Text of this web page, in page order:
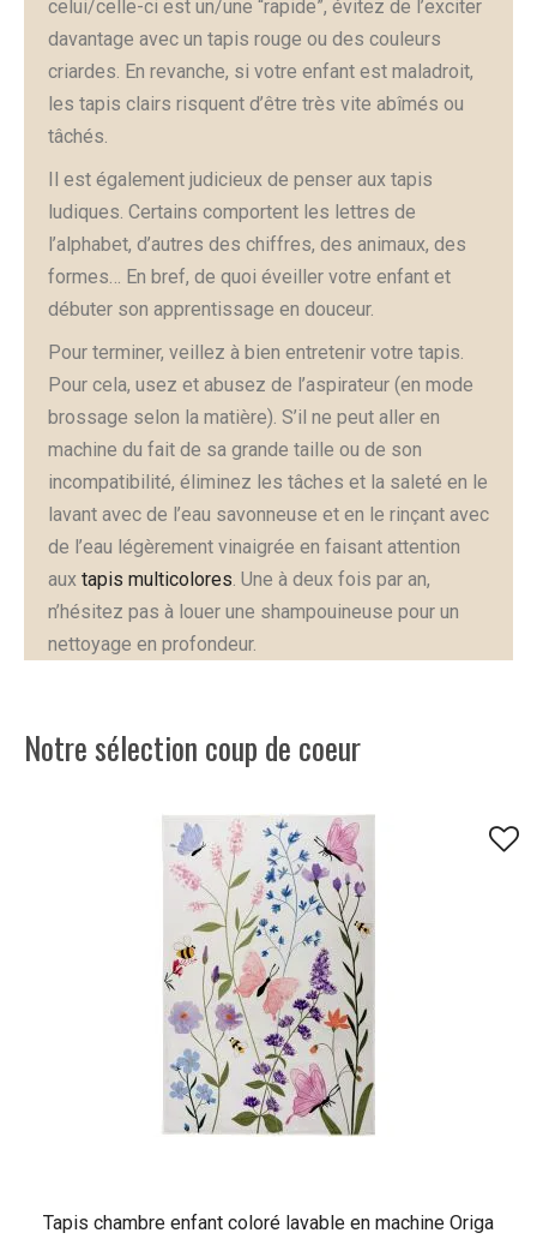
celui/celle-ci est un/une “rapide”, évitez de l’exciter
davantage avec un tapis rouge ou des couleurs
criardes. En revanche, si votre enfant est maladroit,
les tapis clairs risquent d’être très vite abîmés ou
tâchés.
Il est également judicieux de penser aux tapis
ludiques. Certains comportent les lettres de
l’alphabet, d’autres des chiffres, des animaux, des
formes… En bref, de quoi éveiller votre enfant et
débuter son apprentissage en douceur.
Pour terminer, veillez à bien entretenir votre tapis.
Pour cela, usez et abusez de l’aspirateur (en mode
brossage selon la matière). S’il ne peut aller en
machine du fait de sa grande taille ou de son
incompatibilité, éliminez les tâches et la saleté en le
lavant avec de l’eau savonneuse et en le rinçant avec
de l’eau légèrement vinaigrée en faisant attention
aux tapis multicolores . Une à deux fois par an,
n’hésitez pas à louer une shampouineuse pour un
nettoyage en profondeur.
Notre sélection coup de coeur
Tapis chambre enfant coloré lavable en machine Origa